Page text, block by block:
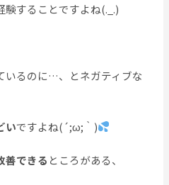
験することですよね(._.)
いるのに…、とネガティブな
いですよね(´;ω;｀)
善できる ところがある、